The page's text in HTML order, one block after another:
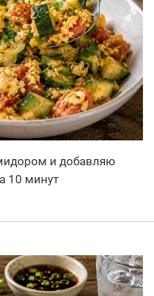
и добавляю
10 минут